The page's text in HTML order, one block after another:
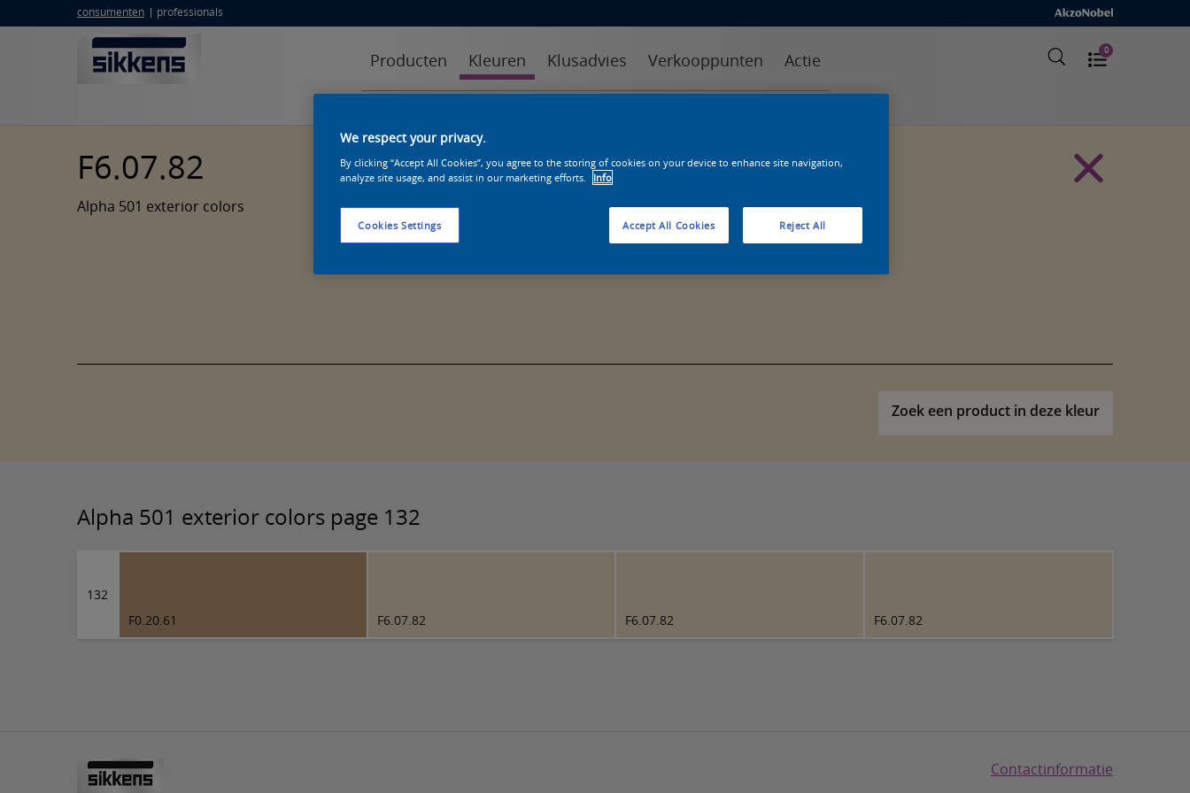
consumenten professionals
Producten Kleuren Klusadvies Verkooppunten Actie 0
F6.07.82
Alpha 501 exterior colors
Zoek een product in deze kleur
Alpha 501 exterior colors page 132
132
F0.20.61
F6.07.82 F6.07.82 F6.07.82
Contactinformatie
We respect your privacy.
By clicking “Accept All Cookies”, you agree to the storing of cookies on your device to enhance site navigation,
analyze site usage, and assist in our marketing efforts.
Info
Cookies Settings Reject All
Accept All Cookies